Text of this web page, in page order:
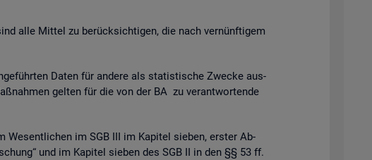
alle Mit­tel zu be­rück­sich­ti­gen, die nach ver­nünf­ti­gem
Daten für an­de­re als sta­tis­ti­sche Zwe­cke aus­
gel­ten für die von der BA zu ver­ant­wor­ten­de
im SGB III im Ka­pi­tel sie­ben, ers­ter Ab­
und im Ka­pi­tel sie­ben des SGB II in den §§ 53 ff.